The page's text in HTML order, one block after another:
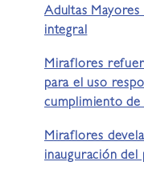
Adultas
integral
Miraflores
para el uso
cumplimiento
Miraflores
inauguración del